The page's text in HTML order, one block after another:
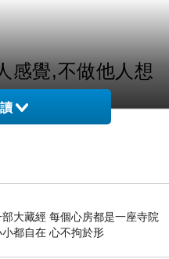
感覺,不做他人想
的講法.
受它,樂-享受它,
是獨立,所以操控
,體認自己心的
大藏經 每個心房都是一座寺院
都自在 心不拘於形